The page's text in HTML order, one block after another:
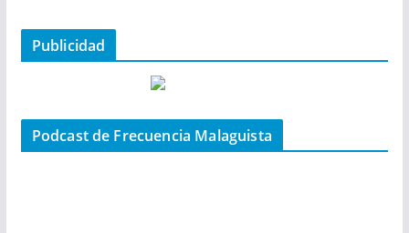
Publicidad
Podcast de Frecuencia Malaguista